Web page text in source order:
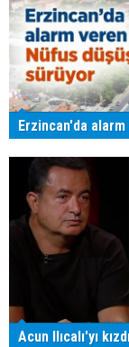
Erzincan'da
Acun Ilıcalı'yı